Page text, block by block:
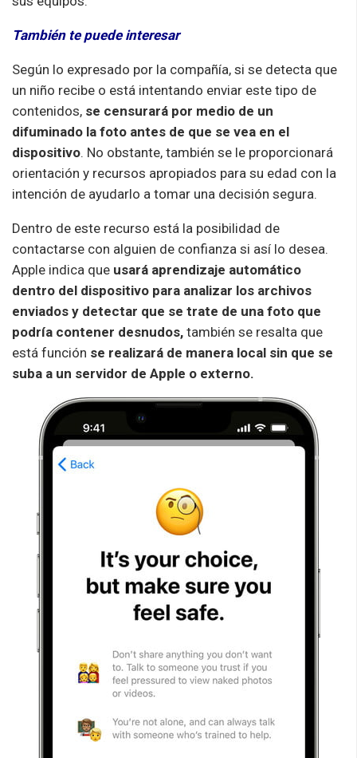
También te puede interesar
Según lo expresado por la compañía, si se detecta que
un niño recibe o está intentando enviar este tipo de
contenidos, se censurará por medio de un
difuminado la foto antes de que se vea en el
dispositivo. No obstante, también se le proporcionará
orientación y recursos apropiados para su edad con la
intención de ayudarlo a tomar una decisión segura.
Dentro de este recurso está la posibilidad de
contactarse con alguien de confianza si así lo desea.
Apple indica que usará aprendizaje automático
dentro del dispositivo para analizar los archivos
enviados y detectar que se trate de una foto que
podría contener desnudos, también se resalta que
está función se realizará de manera local sin que se
suba a un servidor de Apple o externo.